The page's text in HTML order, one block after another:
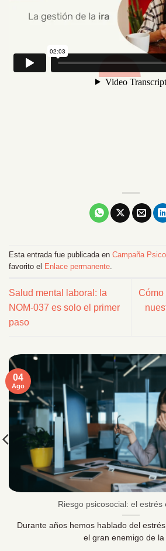
Esta entrada fue publicada en Campaña
favorito el Enlace permanente
Salud mental laboral: la
NOM-037 es solo el primer
paso
Cómo
Riesgo psicosocial: el estrés
Durante años hemos hablado del
el gran enemigo de la
04
Ago